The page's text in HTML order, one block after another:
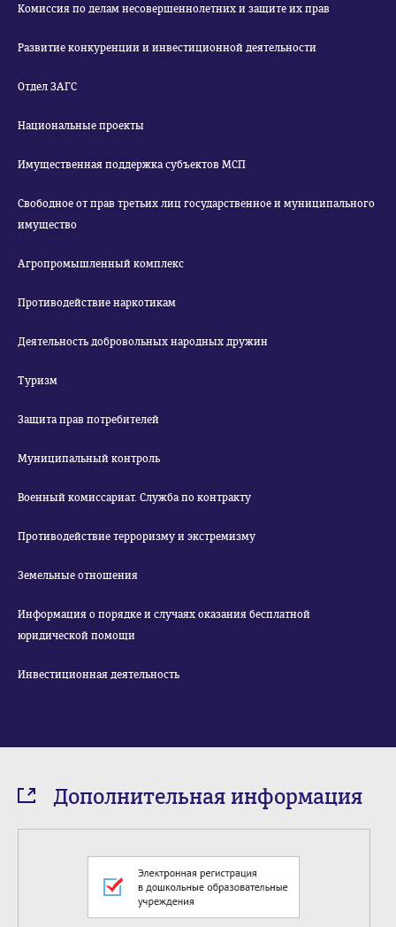
Комиссия по делам несовершеннолетних и защите их прав
Развитие конкуренции и инвестиционной деятельности
Отдел ЗАГС
Национальные проекты
Имущественная поддержка субъектов МСП
Свободное от прав третьих лиц государственное и муниципального
имущество
Агропромышленный комплекс
Противодействие наркотикам
Деятельность добровольных народных дружин
Туризм
Защита прав потребителей
Муниципальный контроль
Военный комиссариат. Служба по контракту
Противодействие терроризму и экстремизму
Земельные отношения
Информация о порядке и случаях оказания бесплатной
юридической помощи
Инвестиционная деятельность
Дополнительная информация